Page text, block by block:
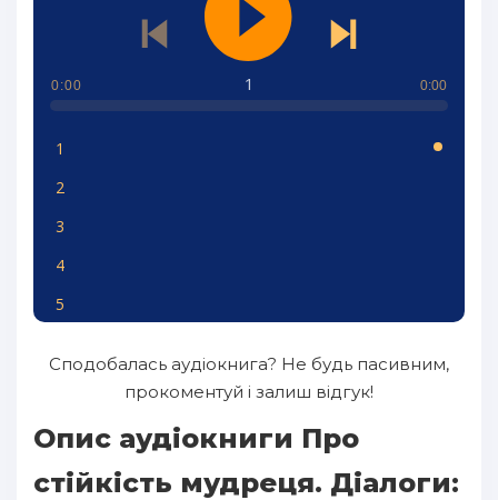
1
0:00 0:00
1
2
3
4
5
Сподобалась аудіокнига? Не будь пасивним,
прокоментуй і залиш відгук!
Опис аудіокниги Про
стійкість мудреця. Діалоги: